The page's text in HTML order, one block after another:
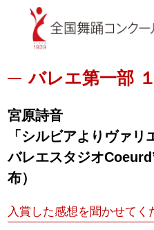
バレエ第一部
宮原詩音
「シルビアよりヴァリ
バレエスタジオ
布）
入賞した感想を聞かせてく